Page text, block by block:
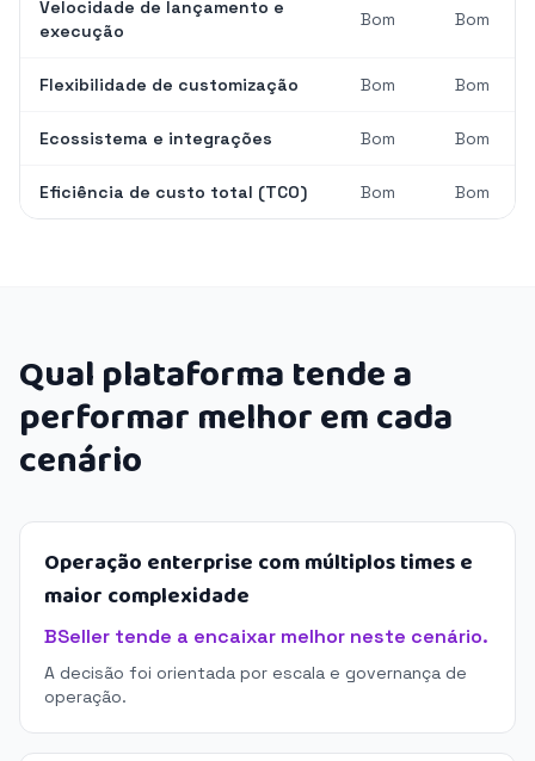
Velocidade de lançamento e
execução
Bom Bom
Flexibilidade de customização Bom Bom
Ecossistema e integrações Bom Bom
Eficiência de custo total (TCO) Bom Bom
Qual plataforma tende a
performar melhor em cada
cenário
Operação enterprise com múltiplos times e
maior complexidade
BSeller tende a encaixar melhor neste cenário.
A decisão foi orientada por escala e governança de
operação.